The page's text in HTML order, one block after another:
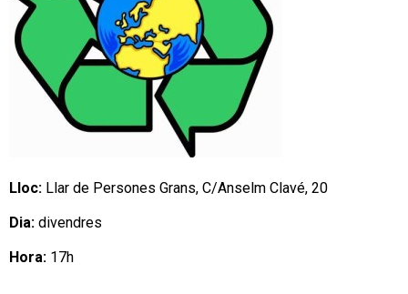
Lloc: Llar de Persones Grans, C/Anselm Clavé, 20
Dia: divendres
Hora: 17h